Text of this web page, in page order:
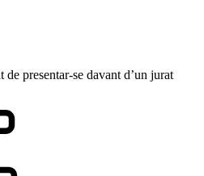
presentar-se davant d’un jurat